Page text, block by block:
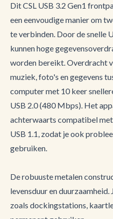
Dit CSL USB 3.2 Gen1
een eenvoudige manier om
te verbinden. Door de snelle
kunnen hoge
worden bereikt. Overdracht
muziek, foto's en gegevens
computer met 10 keer
USB 2.0 (480 Mbps). Het
achterwaarts compatibel
USB 1.1, zodat je ook
gebruiken.
De robuuste metalen
levensduur en
zoals dockingstations,